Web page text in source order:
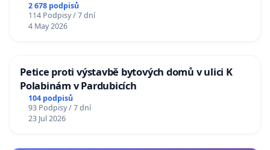
2 678 podpisů
114 Podpisy / 7 dní
4 May 2026
Petice proti výstavbě bytových domů v ulici K
Polabinám v Pardubicích
104 podpisů
93 Podpisy / 7 dní
23 Jul 2026